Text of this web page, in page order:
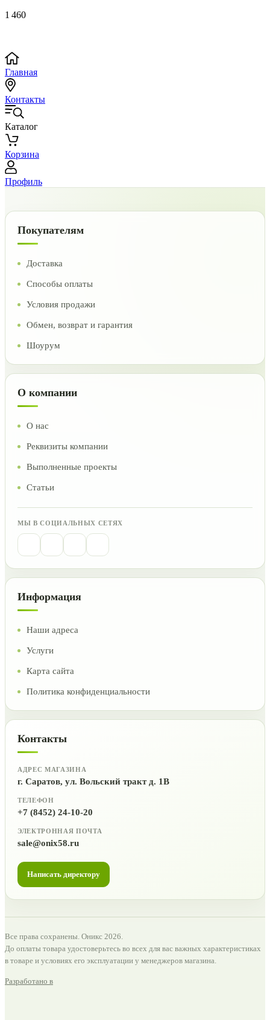
1 460
Главная
Контакты
Каталог
Корзина
Профиль
Покупателям
Доставка
Способы оплаты
Условия продажи
Обмен, возврат и гарантия
Шоурум
О компании
О нас
Реквизиты компании
Выполненные проекты
Статьи
МЫ В СОЦИАЛЬНЫХ СЕТЯХ
Информация
Наши адреса
Услуги
Карта сайта
Политика конфиденциальности
Контакты
АДРЕС МАГАЗИНА
г. Саратов, ул. Вольский тракт д. 1В
ТЕЛЕФОН
+7 (8452) 24-10-20
ЭЛЕКТРОННАЯ ПОЧТА
sale@onix58.ru
Написать директору
Все права сохранены. Оникс 2026.
До оплаты товара удостоверьтесь во всех для вас важных характеристиках
в товаре и условиях его эксплуатации у менеджеров магазина.
Разработано в